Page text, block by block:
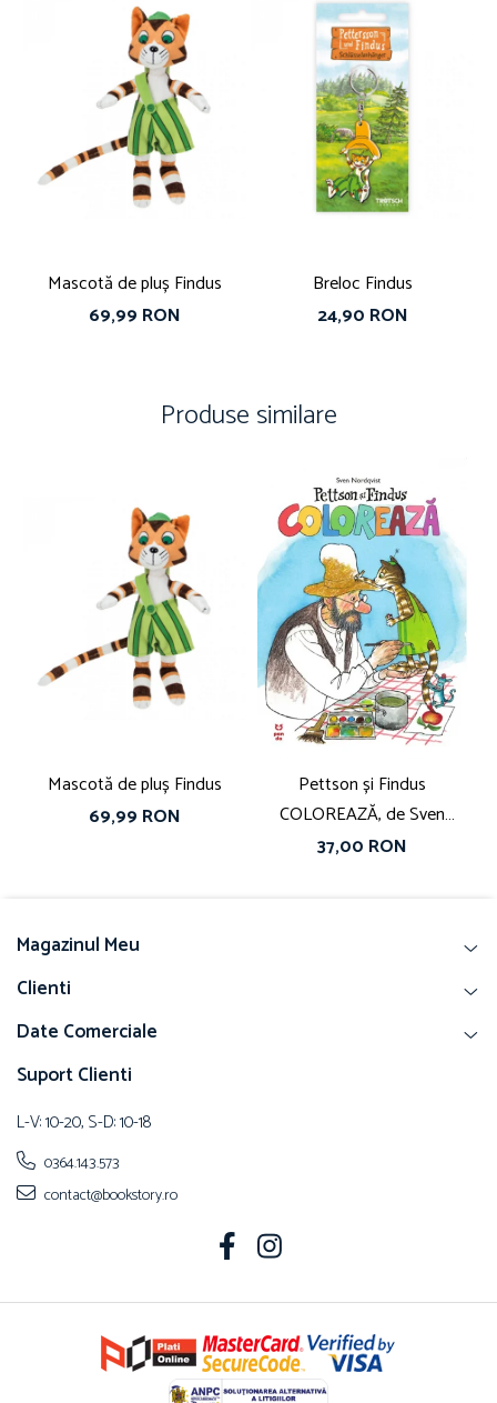
Mascotă de pluș Findus
69,99 RON
Breloc Findus
24,90 RON
Produse similare
Mascotă de pluș Findus
69,99 RON
Pettson și Findus
COLOREAZĂ, de Sven
Nordqvist
37,00 RON
Magazinul Meu
Clienti
Date Comerciale
Suport Clienti
L-V: 10-20, S-D: 10-18
0364.143.573
contact@bookstory.ro